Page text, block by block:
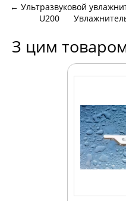
← Ультразвуковой
U200
З цим